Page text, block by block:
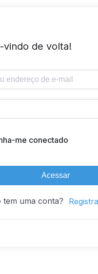
vindo de volta!
me conectado
Acessar
tem uma conta?